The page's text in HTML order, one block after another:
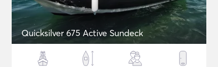
Quicksilver 675 Active Sundeck